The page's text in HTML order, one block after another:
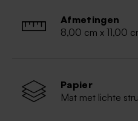
Afmetingen
8,00 cm x 11,00
Papier
Mat met lichte